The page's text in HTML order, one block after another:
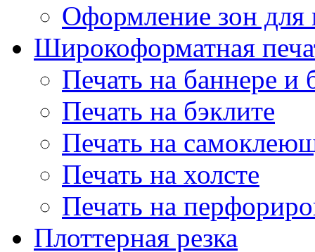
Оформление зон для
Широкоформатная
Печать на баннере и
Печать на бэклите
Печать на
Печать на холсте
Печать на
Плоттерная резка